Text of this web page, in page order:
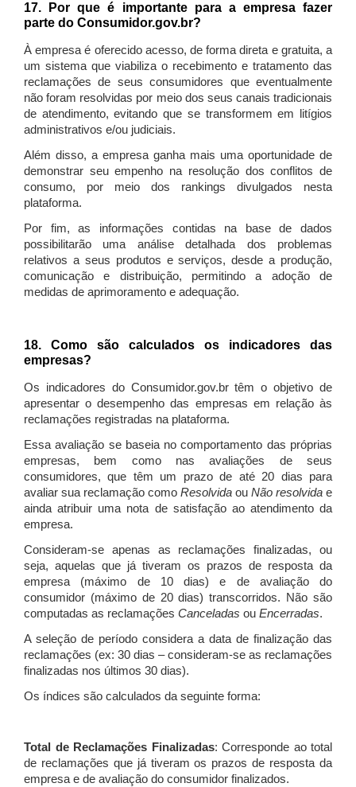
17. Por que é importante para a empresa fazer
parte do Consumidor.gov.br?
À empresa é oferecido acesso, de forma direta e gratuita, a
um sistema que viabiliza o recebimento e tratamento das
reclamações de seus consumidores que eventualmente
não foram resolvidas por meio dos seus canais tradicionais
de atendimento, evitando que se transformem em litígios
administrativos e/ou judiciais.
Além disso, a empresa ganha mais uma oportunidade de
demonstrar seu empenho na resolução dos conflitos de
consumo, por meio dos rankings divulgados nesta
plataforma.
Por fim, as informações contidas na base de dados
possibilitarão uma análise detalhada dos problemas
relativos a seus produtos e serviços, desde a produção,
comunicação e distribuição, permitindo a adoção de
medidas de aprimoramento e adequação.
18. Como são calculados os indicadores das
empresas?
Os indicadores do Consumidor.gov.br têm o objetivo de
apresentar o desempenho das empresas em relação às
reclamações registradas na plataforma.
Essa avaliação se baseia no comportamento das próprias
empresas, bem como nas avaliações de seus
consumidores, que têm um prazo de até 20 dias para
avaliar sua reclamação como Resolvida ou Não resolvida e
ainda atribuir uma nota de satisfação ao atendimento da
empresa.
Consideram-se apenas as reclamações finalizadas, ou
seja, aquelas que já tiveram os prazos de resposta da
empresa (máximo de 10 dias) e de avaliação do
consumidor (máximo de 20 dias) transcorridos. Não são
computadas as reclamações Canceladas ou Encerradas.
A seleção de período considera a data de finalização das
reclamações (ex: 30 dias – consideram-se as reclamações
finalizadas nos últimos 30 dias).
Os índices são calculados da seguinte forma:
Total de Reclamações Finalizadas: Corresponde ao total
de reclamações que já tiveram os prazos de resposta da
empresa e de avaliação do consumidor finalizados.